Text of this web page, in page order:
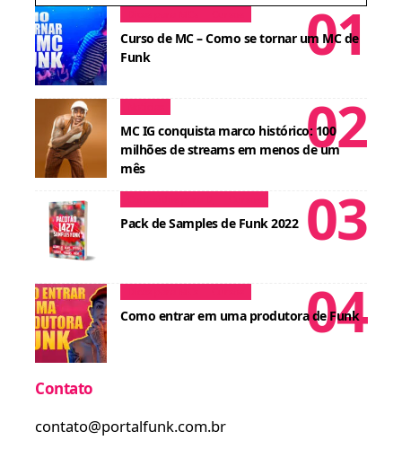
Curso de MC – Como se tornar um MC de
Funk
MC IG conquista marco histórico: 100
milhões de streams em menos de um
mês
Pack de Samples de Funk 2022
Como entrar em uma produtora de Funk
Contato
contato@portalfunk.com.br